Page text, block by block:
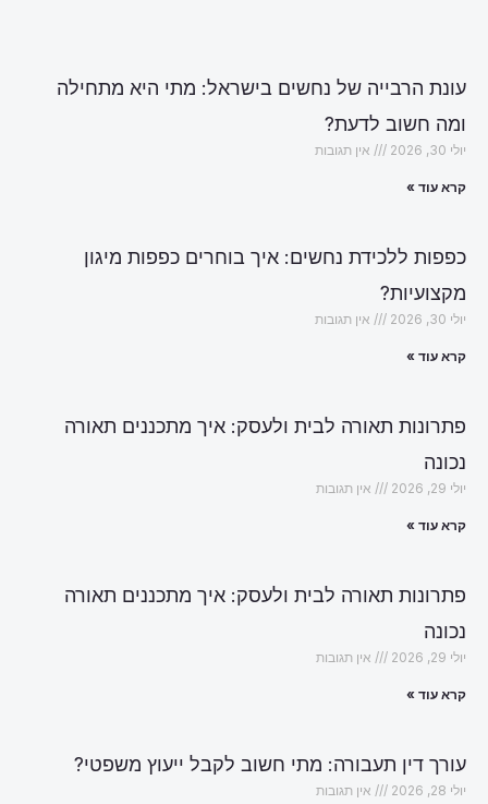
עונת הרבייה של נחשים בישראל: מתי היא מתחילה
ומה חשוב לדעת?
יולי 30, 2026 אין תגובות
קרא עוד »
כפפות ללכידת נחשים: איך בוחרים כפפות מיגון
מקצועיות?
יולי 30, 2026 אין תגובות
קרא עוד »
פתרונות תאורה לבית ולעסק: איך מתכננים תאורה
נכונה
יולי 29, 2026 אין תגובות
קרא עוד »
פתרונות תאורה לבית ולעסק: איך מתכננים תאורה
נכונה
יולי 29, 2026 אין תגובות
קרא עוד »
עורך דין תעבורה: מתי חשוב לקבל ייעוץ משפטי?
יולי 28, 2026 אין תגובות